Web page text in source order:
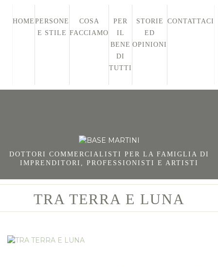
HOME PERSONE
E STILE
COSA
FACCIAMO
PER
IL
BENE
DI
TUTTI
STORIE
ED
OPINIONI
CONTATTACI
DOTTORI COMMERCIALISTI PER LA FAMIGLIA DI
IMPRENDITORI, PROFESSIONISTI E ARTISTI
TRA TERRA E LUNA